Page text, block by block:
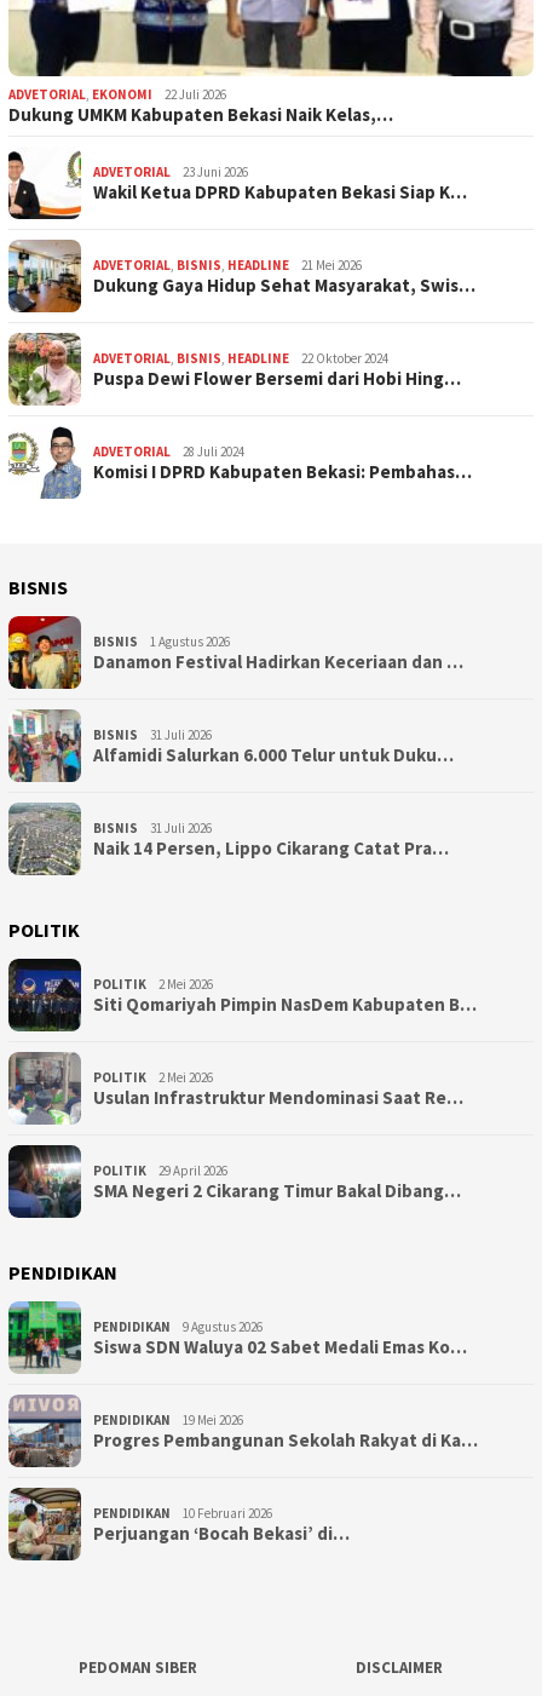
ADVETORIAL, EKONOMI 22 Juli 2026
Dukung UMKM Kabupaten Bekasi Naik Kelas,…
ADVETORIAL 23 Juni 2026
Wakil Ketua DPRD Kabupaten Bekasi Siap K…
ADVETORIAL, BISNIS, HEADLINE 21 Mei 2026
Dukung Gaya Hidup Sehat Masyarakat, Swis…
ADVETORIAL, BISNIS, HEADLINE 22 Oktober 2024
Puspa Dewi Flower Bersemi dari Hobi Hing…
ADVETORIAL 28 Juli 2024
Komisi I DPRD Kabupaten Bekasi: Pembahas…
BISNIS
BISNIS 1 Agustus 2026
Danamon Festival Hadirkan Keceriaan dan …
BISNIS 31 Juli 2026
Alfamidi Salurkan 6.000 Telur untuk Duku…
BISNIS 31 Juli 2026
Naik 14 Persen, Lippo Cikarang Catat Pra…
POLITIK
POLITIK 2 Mei 2026
Siti Qomariyah Pimpin NasDem Kabupaten B…
POLITIK 2 Mei 2026
Usulan Infrastruktur Mendominasi Saat Re…
POLITIK 29 April 2026
SMA Negeri 2 Cikarang Timur Bakal Dibang…
PENDIDIKAN
PENDIDIKAN 9 Agustus 2026
Siswa SDN Waluya 02 Sabet Medali Emas Ko…
PENDIDIKAN 19 Mei 2026
Progres Pembangunan Sekolah Rakyat di Ka…
PENDIDIKAN 10 Februari 2026
Perjuangan ‘Bocah Bekasi’ di…
PEDOMAN SIBER
DISCLAIMER